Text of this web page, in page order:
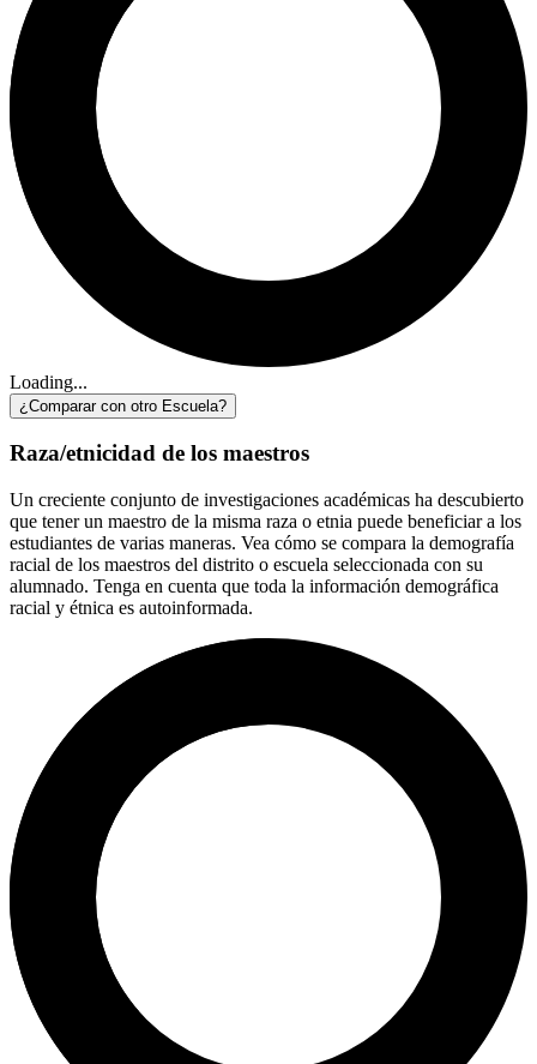
Loading...
¿Comparar con otro Escuela?
Raza/etnicidad de los maestros
Un creciente conjunto de investigaciones académicas ha descubierto
que tener un maestro de la misma raza o etnia puede beneficiar a los
estudiantes de varias maneras. Vea cómo se compara la demografía
racial de los maestros del distrito o escuela seleccionada con su
alumnado. Tenga en cuenta que toda la información demográfica
racial y étnica es autoinformada.